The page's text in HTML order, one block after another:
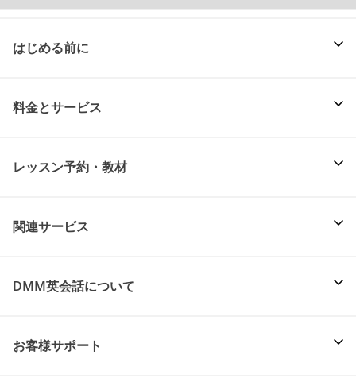
はじめる前に
料金とサービス
レッスン予約・教材
関連サービス
DMM英会話について
お客様サポート